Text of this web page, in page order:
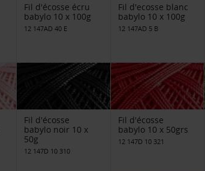
Fil d'écosse écru
babylo 10 x 100g
12 147AD 40 E
Fil d'ecosse blanc
babylo 10 x 100g
12 147AD 5 B
Fil d'écosse
babylo noir 10 x
50g
12 147D 10 310
Fil d'écosse
babylo 10 x 50grs
12 147D 10 321